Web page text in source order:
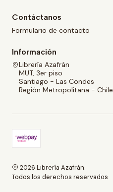
Contáctanos
Formulario de contacto
Información
Librería Azafrán
MUT, 3er piso
Santiago - Las Condes
Región Metropolitana - Chile
2026 Librería Azafrán.
Todos los derechos reservados